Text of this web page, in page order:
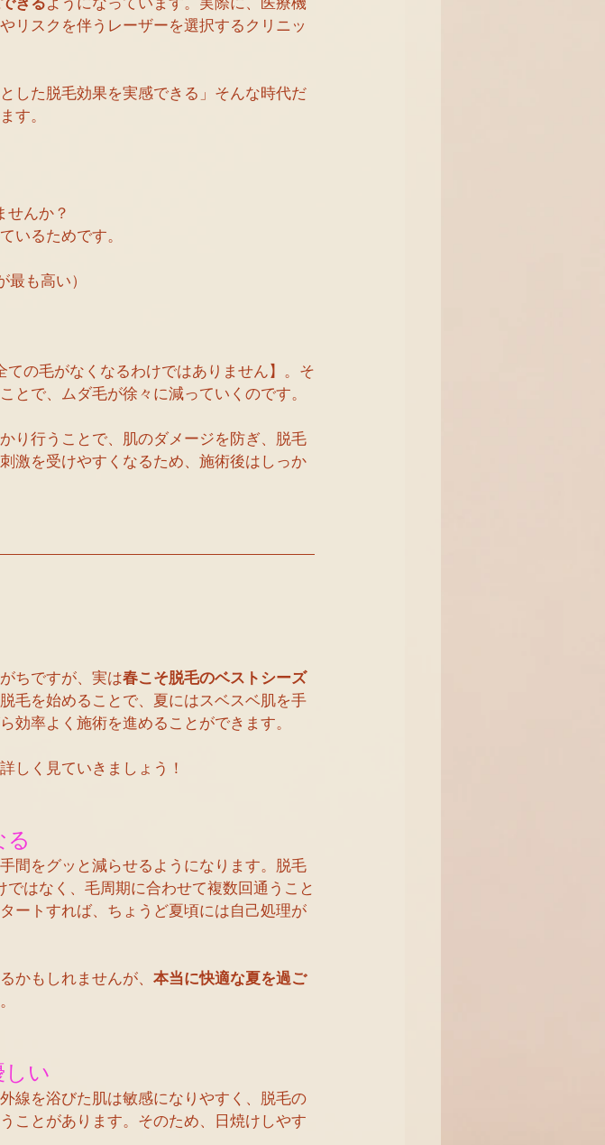
リスクを伴うレーザーを選択するクリニッ
した脱毛効果を実感できる」そんな時代だ
す。
せんか？
いるためです。
も高い）
の毛がなくなるわけではありません】。そ
とで、ムダ毛が徐々に減っていくのです。
り行うことで、肌のダメージを防ぎ、脱毛
激を受けやすくなるため、施術後はしっか
ちですが、実は春こそ脱毛のベストシーズ
毛を始めることで、夏にはスベスベ肌を手
効率よく施術を進めることができます。
しく見ていきましょう！
る
間をグッと減らせるようになります。脱毛
はなく、毛周期に合わせて複数回通うこと
ートすれば、ちょうど夏頃には自己処理が
かもしれませんが、 本当に快適な夏を過ご
い
線を浴びた肌は敏感になりやすく、脱毛の
ことがあります。そのため、日焼けしやす